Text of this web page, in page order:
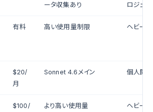
ータ収集あり
ロジェク
有料 高い使用量制限 ヘビー
$20/
月
Sonnet 4.6メイン 個人開
$100/
より高い使用量 ヘビー